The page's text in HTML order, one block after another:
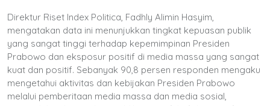
Direktur Riset Index Politica, Fadhly Alimin Hasyim,
mengatakan data ini menunjukkan tingkat kepuasan publik
yang sangat tinggi terhadap kepemimpinan Presiden
Prabowo dan eksposur positif di media massa yang sangat
kuat dan positif. Sebanyak 90,8 persen responden mengaku
mengetahui aktivitas dan kebijakan Presiden Prabowo
melalui pemberitaan media massa dan media sosial,